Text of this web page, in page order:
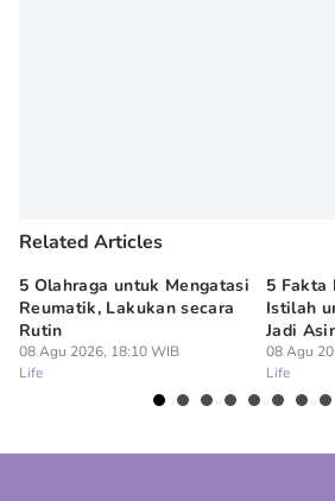
Related Articles
5 Olahraga untuk Mengatasi
Reumatik, Lakukan secara
Rutin
08 Agu 2026, 18:10 WIB
Life
5 Fakta
Istilah
Jadi
08 Agu
Life